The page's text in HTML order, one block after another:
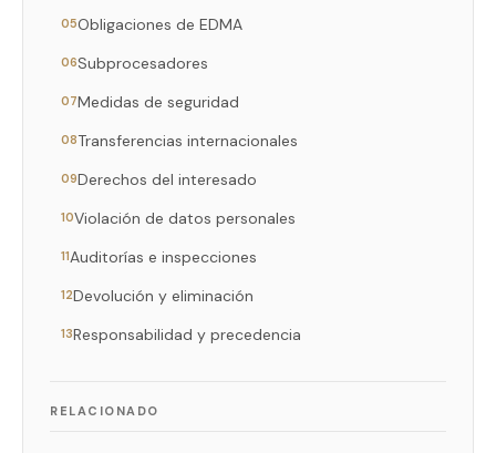
05Obligaciones de EDMA
06Subprocesadores
07Medidas de seguridad
08Transferencias internacionales
09Derechos del interesado
10Violación de datos personales
11Auditorías e inspecciones
12Devolución y eliminación
13Responsabilidad y precedencia
RELACIONADO